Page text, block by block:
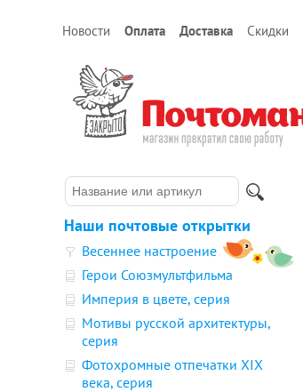
Новости Оплата Доставка Скидки
Наши почтовые открытки
Весеннее настроение
Герои Союзмультфильма
Империя в цвете, серия
Мотивы русской архитектуры,
серия
Фотохромные отпечатки XIX
века, серия